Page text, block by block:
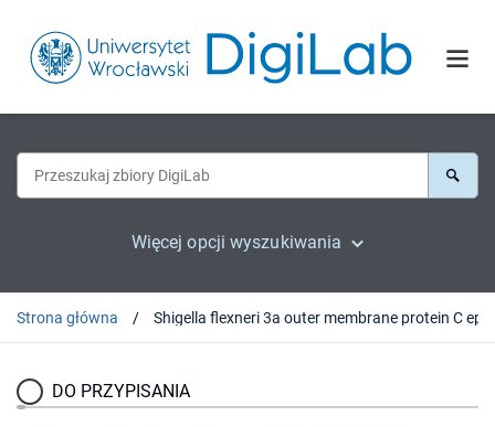
Więcej opcji wyszukiwania
Strona główna
DO PRZYPISANIA